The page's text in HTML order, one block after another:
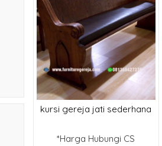
kursi gereja jati sederhana
*Harga Hubungi CS